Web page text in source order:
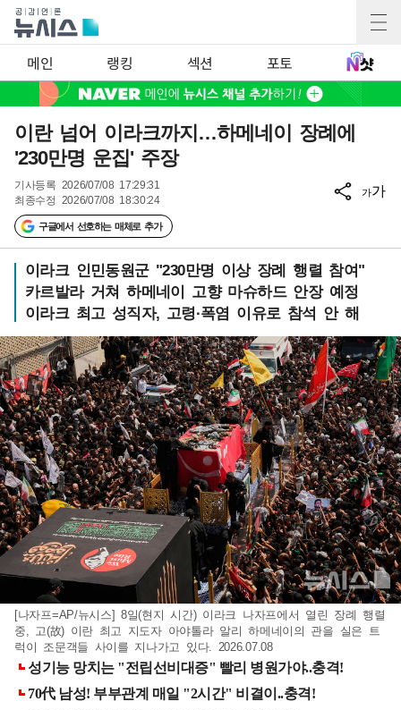
메인 랭킹 섹션 포토
이란 넘어 이라크까지…하메네이 장례에
'230만명 운집' 주장
기사등록 2026/07/08 17:29:31
최종수정 2026/07/08 18:30:24
구글에서 선호하는 매체로 추가
가가
이라크 인민동원군 "230만명 이상 장례 행렬 참여"
카르발라 거쳐 하메네이 고향 마슈하드 안장 예정
이라크 최고 성직자, 고령·폭염 이유로 참석 안 해
[나자프=AP/뉴시스] 8일(현지 시간) 이라크 나자프에서 열린 장례 행렬
중, 고(故) 이란 최고 지도자 아야톨라 알리 하메네이의 관을 실은 트
럭이 조문객들 사이를 지나가고 있다. 2026.07.08